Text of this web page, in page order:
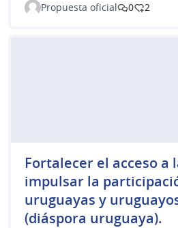
Propuesta oficial 0 2
Fortalecer el acceso a
impulsar la
uruguayas y
(diáspora uruguaya).